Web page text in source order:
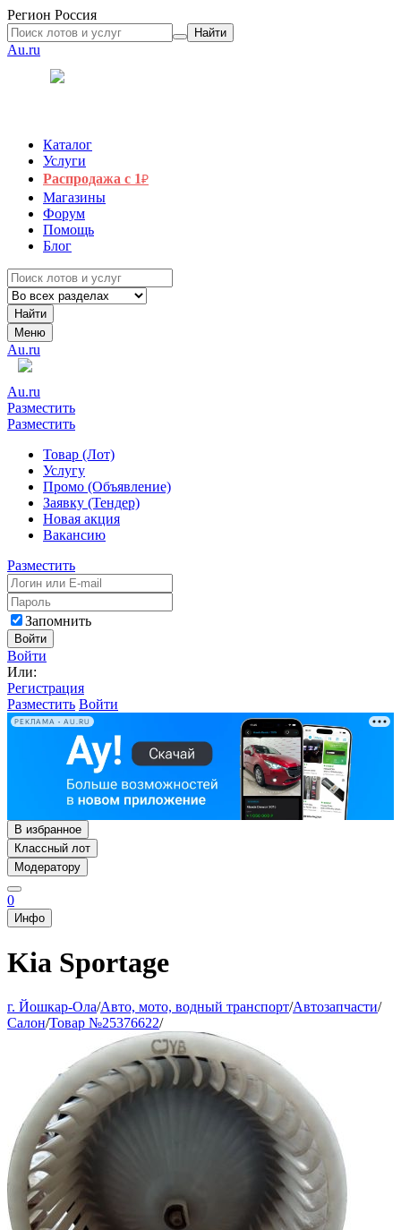
Регион Россия
Найти
Au.ru
Каталог
Услуги
Распродажа с 1₽
Магазины
Форум
Помощь
Блог
Найти
Меню
Au.ru
Au.ru
Разместить
Разместить
Товар (Лот)
Услугу
Промо (Объявление)
Заявку (Тендер)
Новая акция
Вакансию
Разместить
Запомнить
Войти
Войти
Или:
Регистрация
Разместить Войти
РЕКЛАМА • AU.RU
В избранное
Классный лот
Модератору
0
Инфо
Kia Sportage
г. Йошкар-Ола/Авто, мото, водный транспорт/Автозапчасти/
Салон/Товар №25376622/